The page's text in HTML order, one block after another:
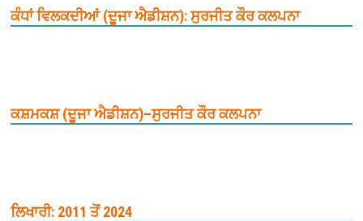
ਕੰਧਾਂ ਵਿਲਕਦੀਆਂ (ਦੂਜਾ ਐਡੀਸ਼ਨ): ਸੁਰਜੀਤ ਕੌਰ ਕਲਪਨਾ
ਕਸ਼ਮਕਸ਼ (ਦੂਜਾ ਐਡੀਸ਼ਨ)–ਸੁਰਜੀਤ ਕੌਰ ਕਲਪਨਾ
ਲਿਖਾਰੀ: 2011 ਤੋਂ 2024